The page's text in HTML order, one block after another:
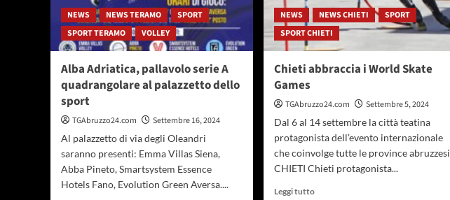
2025”
NEWS NEWS TERAMO
SPORT
SPORT TERAMO
VOLLEY
Alba Adriatica, pallavolo serie A
quadrangolare al palazzetto dello
sport
TGAbruzzo24.com
Settembre 16, 2024
Al palazzetto di via degli Oleandri
saranno presenti: Emma Villas Siena,
Abba Pineto, Smartsystem Essence
Hotels Fano, Evolution Green Aversa....
NEWS NEWS CHIETI
SPORT
SPORT CHIETI
Chieti abbraccia i World Skate
Games
TGAbruzzo24.com
Settembre 5, 2024
Dal 6 al 14 settembre la città teatina
protagonista dell’evento internazionale
che coinvolge tutte le province abruzzesi
CHIETI Chieti protagonista...
Leggi tuttoLeggi